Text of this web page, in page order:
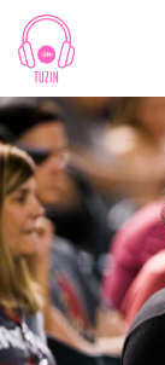
Skip
content